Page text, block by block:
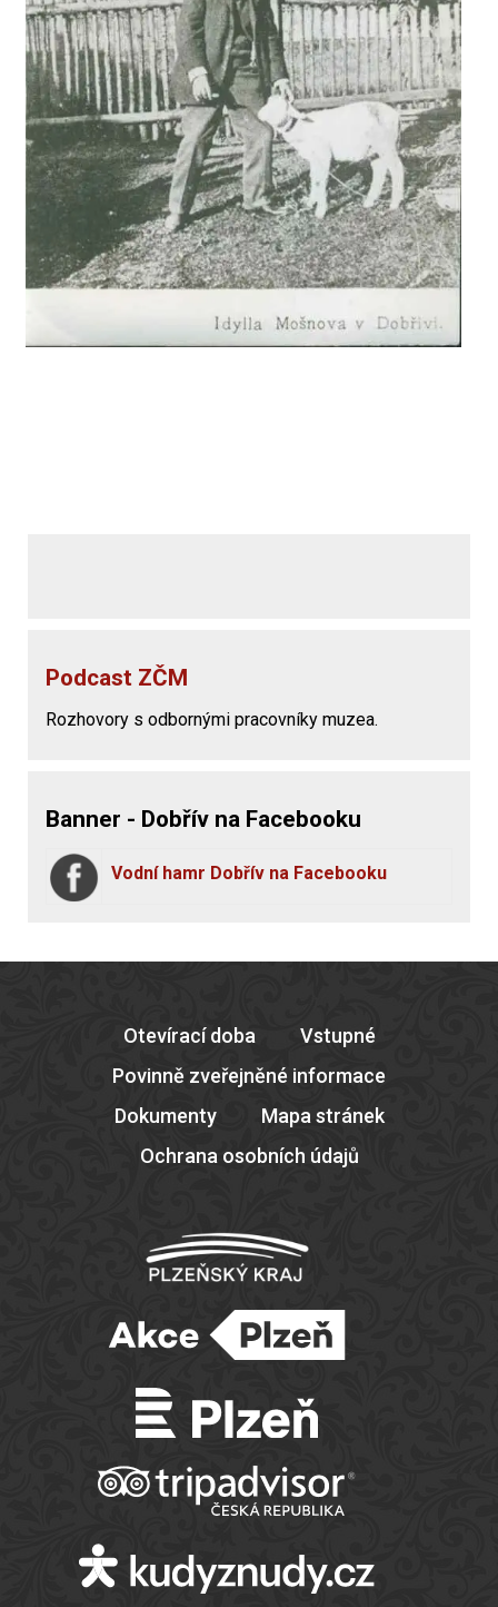
Podcast ZČM
Rozhovory s odbornými pracovníky muzea.
Banner - Dobřív na Facebooku
Vodní hamr Dobřív na Facebooku
Otevírací doba
Vstupné
Povinně zveřejněné informace
Dokumenty
Mapa stránek
Ochrana osobních údajů